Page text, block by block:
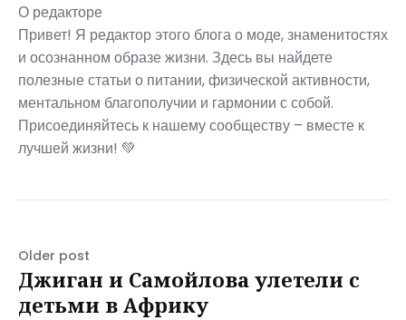
О редакторе
Привет! Я редактор этого блога о моде, знаменитостях
и осознанном образе жизни. Здесь вы найдете
полезные статьи о питании, физической активности,
ментальном благополучии и гармонии с собой.
Присоединяйтесь к нашему сообществу – вместе к
лучшей жизни! 💚
Older post
Джиган и Самойлова улетели с
детьми в Африку